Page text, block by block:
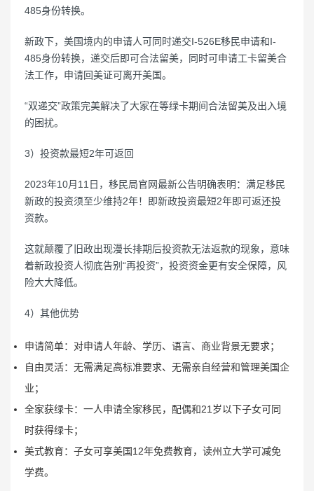
485身份转换。
新政下，美国境内的申请人可同时递交I-526E移民申请和I-
485身份转换，递交后即可合法留美，同时可申请工卡留美合
法工作，申请回美证可离开美国。
“双递交”政策完美解决了大家在等绿卡期间合法留美及出入境
的困扰。
3）投资款最短2年可返回
2023年10月11日，移民局官网最新公告明确表明：满足移民
新政的投资须至少维持2年！即新政投资最短2年即可返还投
资款。
这就颠覆了旧政出现漫长排期后投资款无法返款的现象，意味
着新政投资人彻底告别“再投资”，投资资金更有安全保障，风
险大大降低。
4）其他优势
申请简单：对申请人年龄、学历、语言、商业背景无要求；
自由灵活：无需满足高标准要求、无需亲自经营和管理美国企
业；
全家获绿卡：一人申请全家移民，配偶和21岁以下子女可同
时获得绿卡；
美式教育：子女可享美国12年免费教育，读州立大学可减免
学费。